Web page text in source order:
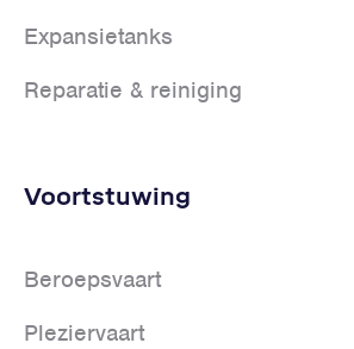
Expansietanks
Reparatie & reiniging
Voortstuwing
Beroepsvaart
Pleziervaart